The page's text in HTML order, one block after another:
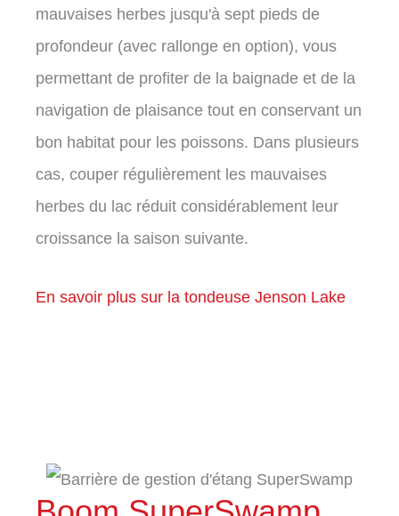
mauvaises herbes jusqu'à sept pieds de
profondeur (avec rallonge en option), vous
permettant de profiter de la baignade et de la
navigation de plaisance tout en conservant un
bon habitat pour les poissons. Dans plusieurs
cas, couper régulièrement les mauvaises
herbes du lac réduit considérablement leur
croissance la saison suivante.
En savoir plus sur la tondeuse Jenson Lake